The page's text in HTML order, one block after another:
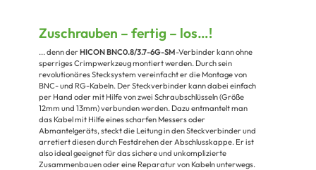
Zuschrauben – fertig – los…!
... denn derHICON BNC0.8/3.7-6G-SM-Verbinder kann ohne
sperriges Crimpwerkzeug montiert werden. Durch sein
revolutionäres Stecksystem vereinfacht er die Montage von
BNC- und RG-Kabeln. Der Steckverbinder kann dabei einfach
per Hand oder mit Hilfe von zwei Schraubschlüsseln (Größe
12mm und 13mm) verbunden werden. Dazu entmantelt man
das Kabel mit Hilfe eines scharfen Messers oder
Abmantelgeräts, steckt die Leitung in den Steckverbinder und
arretiert diesen durch Festdrehen der Abschlusskappe. Er ist
also ideal geeignet für das sichere und unkomplizierte
Zusammenbauen oder eine Reparatur von Kabeln unterwegs.